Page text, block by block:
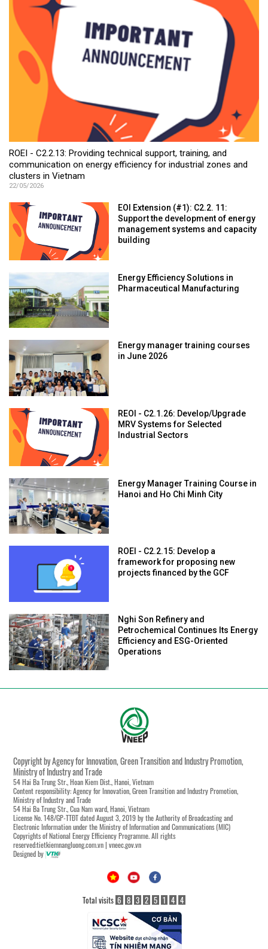
ROEI - C2.2.13: Providing technical support, training, and
communication on energy efficiency for industrial zones and
clusters in Vietnam
22/05/2026
EOI Extension (#1): C2.2. 11:
Support the development of energy
management systems and capacity
building
Energy Efficiency Solutions in
Pharmaceutical Manufacturing
Energy manager training courses
in June 2026
REOI - C2.1.26: Develop/Upgrade
MRV Systems for Selected
Industrial Sectors
Energy Manager Training Course in
Hanoi and Ho Chi Minh City
ROEI - C2.2.15: Develop a
framework for proposing new
projects financed by the GCF
Nghi Son Refinery and
Petrochemical Continues Its Energy
Efficiency and ESG-Oriented
Operations
Copyright by Agency for Innovation, Green Transition and Industry Promotion,
Ministry of Industry and Trade
54 Hai Ba Trung Str., Hoan Kiem Dist., Hanoi, Vietnam
Content responsibility: Agency for Innovation, Green Transition and Industry Promotion,
Ministry of Industry and Trade
54 Hai Ba Trung Str., Cua Nam ward, Hanoi, Vietnam
License No. 148/GP-TTĐT dated August 3, 2019 by the Authority of Broadcasting and
Electronic Information under the Ministry of Information and Communications (MIC)
Copyrights of National Energy Efficiency Programme. All rights
reserved:tietkiemnangluong.com.vn | vneec.gov.vn
Designed by
Total visits 6 8 3 2 5 1 4 4